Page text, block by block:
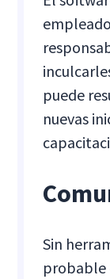
puede
nuevas
Sin
probable